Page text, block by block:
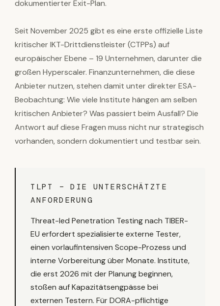
dokumentierter Exit-Plan.
Seit November 2025 gibt es eine erste offizielle Liste
kritischer IKT-Drittdienstleister (CTPPs) auf
europäischer Ebene – 19 Unternehmen, darunter die
großen Hyperscaler. Finanzunternehmen, die diese
Anbieter nutzen, stehen damit unter direkter ESA-
Beobachtung: Wie viele Institute hängen am selben
kritischen Anbieter? Was passiert beim Ausfall? Die
Antwort auf diese Fragen muss nicht nur strategisch
vorhanden, sondern dokumentiert und testbar sein.
TLPT – DIE UNTERSCHÄTZTE
ANFORDERUNG
Threat-led Penetration Testing nach TIBER-
EU erfordert spezialisierte externe Tester,
einen vorlaufintensiven Scope-Prozess und
interne Vorbereitung über Monate. Institute,
die erst 2026 mit der Planung beginnen,
stoßen auf Kapazitätsengpässe bei
externen Testern. Für DORA-pflichtige